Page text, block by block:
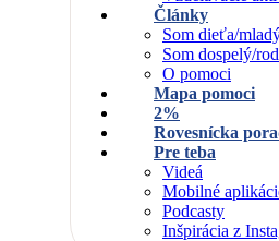
Články
Som dieťa/
Som dospelý/
O pomoci
Mapa pomoci
2%
Rovesnícka
Pre teba
Videá
Mobilné
Podcasty
Inšpirácia z